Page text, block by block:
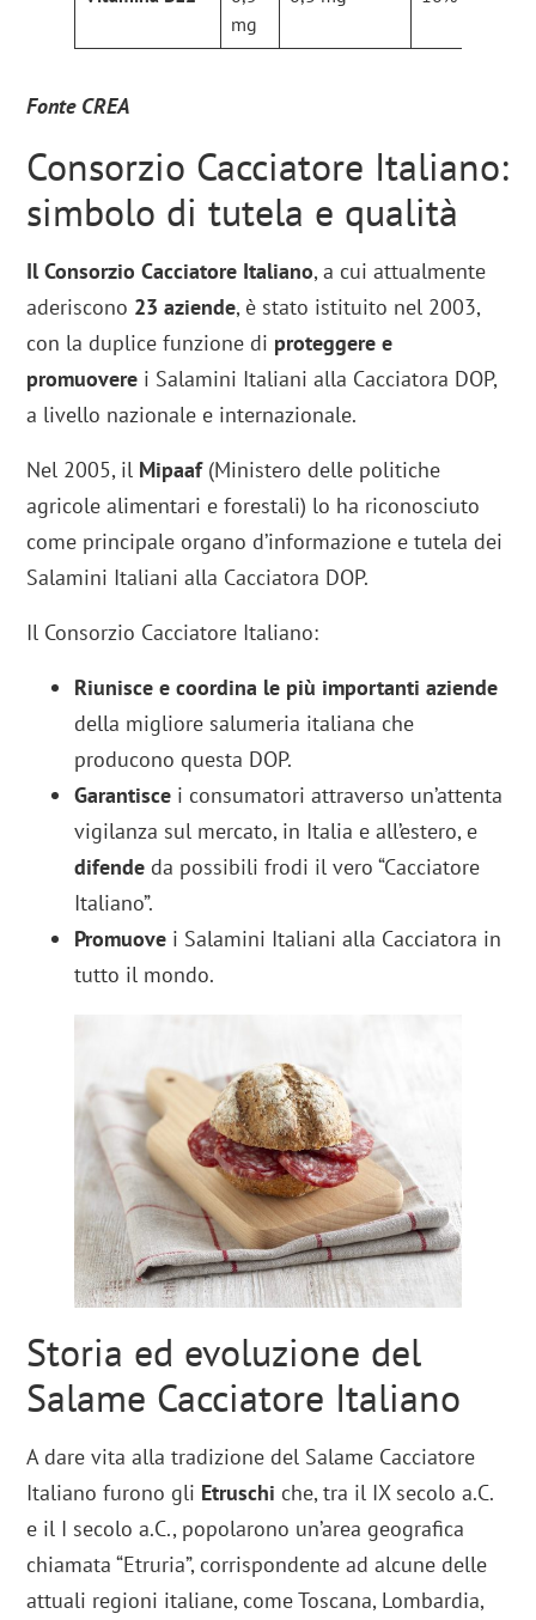
mg
Fonte CREA
Consorzio Cacciatore Italiano:
simbolo di tutela e qualità
Il Consorzio Cacciatore Italiano, a cui attualmente
aderiscono 23 aziende, è stato istituito nel 2003,
con la duplice funzione di proteggere e
promuovere i Salamini Italiani alla Cacciatora DOP,
a livello nazionale e internazionale.
Nel 2005, il Mipaaf(Ministero delle politiche
agricole alimentari e forestali) lo ha riconosciuto
come principale organo d’informazione e tutela dei
Salamini Italiani alla Cacciatora DOP.
Il Consorzio Cacciatore Italiano:
Riunisce e coordina le più importanti aziende
della migliore salumeria italiana che
producono questa DOP.
Garantisce i consumatori attraverso un’attenta
vigilanza sul mercato, in Italia e all’estero, e
difende da possibili frodi il vero “Cacciatore
Italiano”.
Promuove i Salamini Italiani alla Cacciatora in
tutto il mondo.
Storia ed evoluzione del
Salame Cacciatore Italiano
A dare vita alla tradizione del Salame Cacciatore
Italiano furono gli Etruschi che, tra il IX secolo a.C.
e il I secolo a.C., popolarono un’area geografica
chiamata “Etruria”, corrispondente ad alcune delle
attuali regioni italiane, come Toscana, Lombardia,